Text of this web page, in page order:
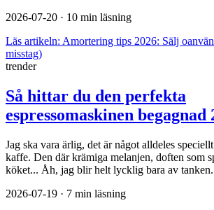
2026-07-20 · 10 min läsning
Läs artikeln: Amortering tips 2026: Sälj
misstag)
trender
Så hittar du den perfekta
espressomaskinen begagnad
Jag ska vara ärlig, det är något alldeles
kaffe. Den där krämiga melanjen, doften som
köket... Åh, jag blir helt lycklig bara av
2026-07-19 · 7 min läsning